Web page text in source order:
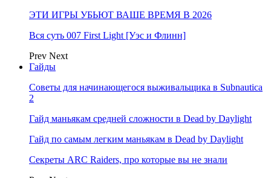
ЭТИ ИГРЫ УБЬЮТ ВАШЕ ВРЕМЯ В 2026
Вся суть 007 First Light [Уэс и Флинн]
Prev Next
Гайды
Советы для начинающегося выживальщика в Subnautica
2
Гайд маньякам средней сложности в Dead by Daylight
Гайд по самым легким маньякам в Dead by Daylight
Секреты ARC Raiders, про которые вы не знали